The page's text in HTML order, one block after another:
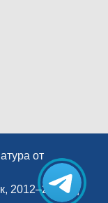
от
2012–2026
|